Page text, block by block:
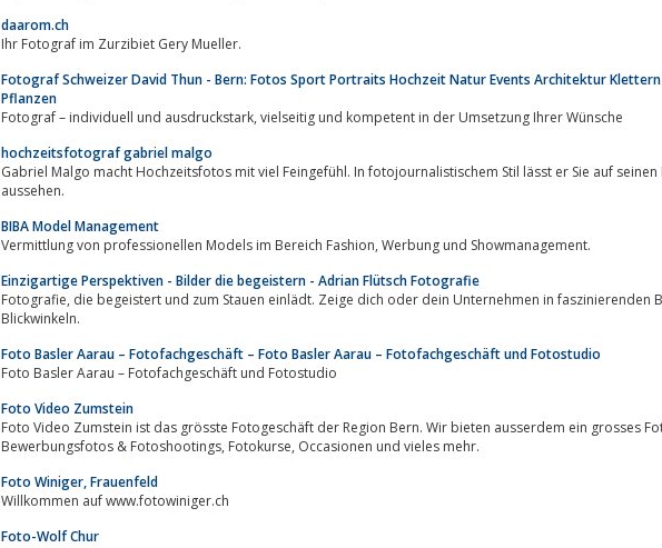
daarom.ch
Ihr Fotograf im Zurzibiet Gery Mueller.
Fotograf Schweizer David Thun - Bern: Fotos Sport Portraits Hochzeit Natur Events Architektur
Pflanzen
Fotograf – individuell und ausdruckstark, vielseitig und kompetent in der Umsetzung Ihrer Wünsche
hochzeitsfotograf gabriel malgo
Gabriel Malgo macht Hochzeitsfotos mit viel Feingefühl. In fotojournalistischem Stil lässt er Sie auf
aussehen.
BIBA Model Management
Vermittlung von professionellen Models im Bereich Fashion, Werbung und Showmanagement.
Einzigartige Perspektiven - Bilder die begeistern - Adrian Flütsch Fotografie
Fotografie, die begeistert und zum Stauen einlädt. Zeige dich oder dein Unternehmen in faszinierenden Bildern und neuen
Blickwinkeln.
Foto Basler Aarau – Fotofachgeschäft – Foto Basler Aarau – Fotofachgeschäft und Fotostudio
Foto Basler Aarau – Fotofachgeschäft und Fotostudio
Foto Video Zumstein
Foto Video Zumstein ist das grösste Fotogeschäft der Region Bern. Wir bieten ausserdem ein grosses
Bewerbungsfotos & Fotoshootings, Fotokurse, Occasionen und vieles mehr.
Foto Winiger, Frauenfeld
Willkommen auf www.fotowiniger.ch
Foto-Wolf Chur